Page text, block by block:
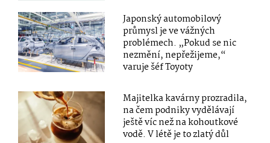
Japonský automobilový
průmysl je ve vážných
problémech. „Pokud se nic
nezmění, nepřežijeme,“
varuje šéf Toyoty
Majitelka kavárny prozradila,
na čem podniky vydělávají
ještě víc než na kohoutkové
vodě. V létě je to zlatý důl